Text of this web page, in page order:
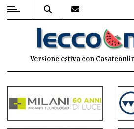
MENU
commenti
Contenuti
Versione estiva con